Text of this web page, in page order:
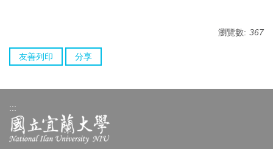
瀏覽數: 367
友善列印 分享
:::